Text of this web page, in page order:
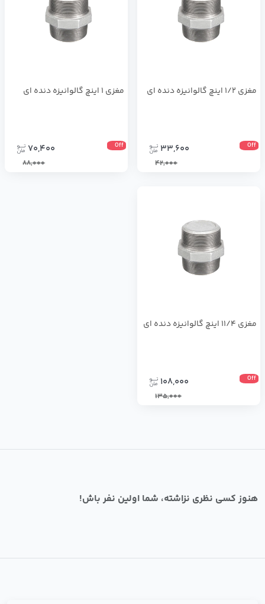
مغزی 1/2 اینچ گالوانیزه دنده ای
Off
33,600
42,000
مغزی ۱ اینچ گالوانیزه دنده ای
Off
70,400
88,000
مغزی 11/4 اینچ گالوانیزه دنده ای
Off
108,000
135,000
هنوز کسی نظری نزاشته، شما اولین نفر باش!